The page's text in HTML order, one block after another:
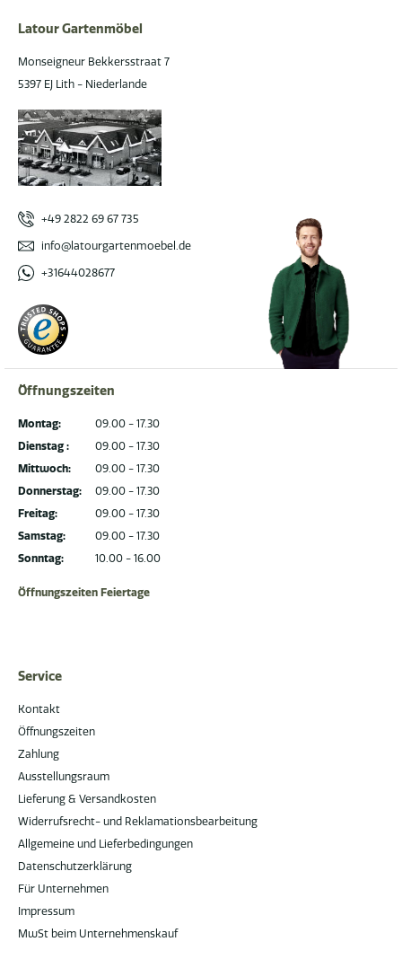
Latour Gartenmöbel
Monseigneur Bekkersstraat 7
5397 EJ Lith - Niederlande
+49 2822 69 67 735
info@latourgartenmoebel.de
+31644028677
Öffnungszeiten
Montag:
Dienstag :
Mittwoch:
Donnerstag:
Freitag:
Samstag:
Sonntag:
09.00 - 17.30
09.00 - 17.30
09.00 - 17.30
09.00 - 17.30
09.00 - 17.30
09.00 - 17.30
10.00 - 16.00
Öffnungszeiten Feiertage
Service
Kontakt
Öffnungszeiten
Zahlung
Ausstellungsraum
Lieferung & Versandkosten
Widerrufsrecht- und Reklamationsbearbeitung
Allgemeine und Lieferbedingungen
Datenschutzerklärung
Für Unternehmen
Impressum
MwSt beim Unternehmenskauf